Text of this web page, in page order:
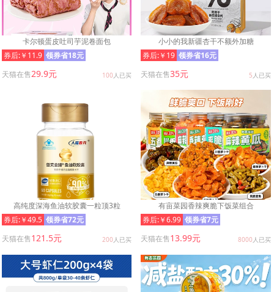
卡尔顿蛋皮吐司芋泥卷面包
券后:￥11.9 领券省18元
天猫在售29.9元 100 人已买
小小的我新疆杏干不额外加糖
券后:￥19 领券省16元
天猫在售35元 5 人已买
高纯度深海鱼油软胶囊一粒顶3粒
券后:￥49.5 领券省72元
天猫在售121.5元 200 人已买
有亩菜园香辣爽脆下饭菜组合
券后:￥6.99 领券省7元
天猫在售13.99元 8000 人已买